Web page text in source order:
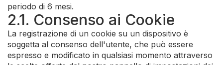
periodo di 6 mesi.
2.1. Consenso ai Cookie
La registrazione di un cookie su un dispositivo è
soggetta al consenso dell'utente, che può essere
espresso e modificato in qualsiasi momento attraverso